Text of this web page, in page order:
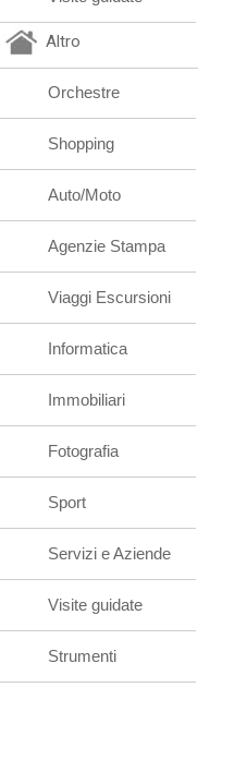
Altro
Orchestre
Shopping
Auto/Moto
Agenzie Stampa
Viaggi Escursioni
Informatica
Immobiliari
Fotografia
Sport
Servizi e Aziende
Visite guidate
Strumenti